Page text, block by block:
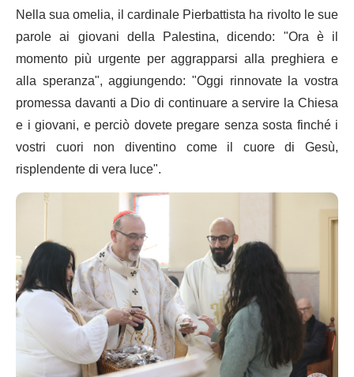
Nella sua omelia, il cardinale Pierbattista ha rivolto le sue
parole ai giovani della Palestina, dicendo: "Ora è il
momento più urgente per aggrapparsi alla preghiera e
alla speranza", aggiungendo: "Oggi rinnovate la vostra
promessa davanti a Dio di continuare a servire la Chiesa
e i giovani, e perciò dovete pregare senza sosta finché i
vostri cuori non diventino come il cuore di Gesù,
risplendente di vera luce".